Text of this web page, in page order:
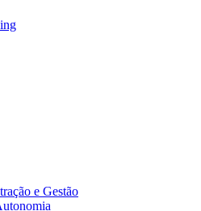
e Gestão